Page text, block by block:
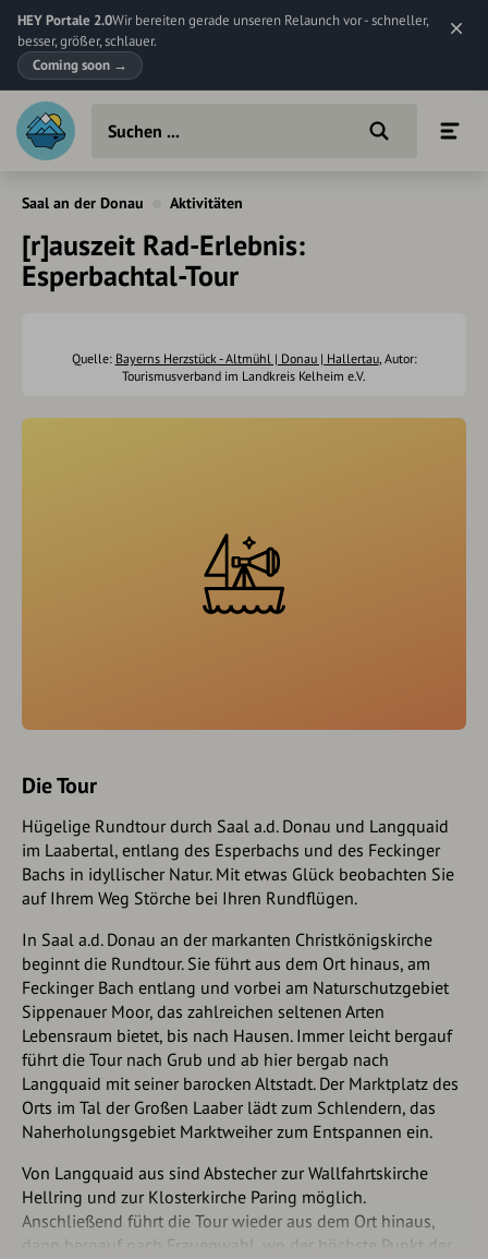
HEY Portale 2.0Wir bereiten gerade unseren Relaunch vor - schneller,
besser, größer, schlauer.
Coming soon →
Saal an der Donau Aktivitäten
[r]auszeit Rad-Erlebnis:
Esperbachtal-Tour
Quelle: Bayerns Herzstück - Altmühl | Donau | Hallertau, Autor:
Tourismusverband im Landkreis Kelheim e.V.
Die Tour
Hügelige Rundtour durch Saal a.d. Donau und Langquaid
im Laabertal, entlang des Esperbachs und des Feckinger
Bachs in idyllischer Natur. Mit etwas Glück beobachten Sie
auf Ihrem Weg Störche bei Ihren Rundflügen.
In Saal a.d. Donau an der markanten Christkönigskirche
beginnt die Rundtour. Sie führt aus dem Ort hinaus, am
Feckinger Bach entlang und vorbei am Naturschutzgebiet
Sippenauer Moor, das zahlreichen seltenen Arten
Lebensraum bietet, bis nach Hausen. Immer leicht bergauf
führt die Tour nach Grub und ab hier bergab nach
Langquaid mit seiner barocken Altstadt. Der Marktplatz des
Orts im Tal der Großen Laaber lädt zum Schlendern, das
Naherholungsgebiet Marktweiher zum Entspannen ein.
Von Langquaid aus sind Abstecher zur Wallfahrtskirche
Hellring und zur Klosterkirche Paring möglich.
Anschließend führt die Tour wieder aus dem Ort hinaus,
dann bergauf nach Frauenwahl, wo der höchste Punkt der